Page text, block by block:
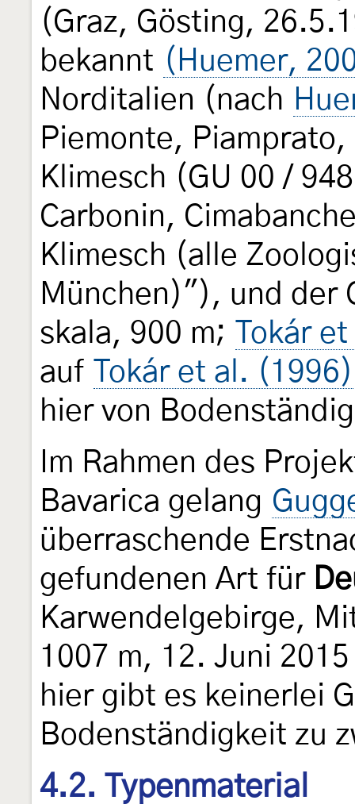
(Graz, Gösting,
bekannt (Huemer,
Norditalien (nach
Piemonte,
Klimesch (GU 00 /
Carbonin,
Klimesch (alle
München)"), und der
skala, 900 m;
Tokár
auf
Tokár et al. (1996)
hier von
Im Rahmen des
Bavarica gelang
überraschende
gefundenen Art für
Karwendelgebirge,
1007 m, 12. Juni
hier gibt es keinerlei
Bodenständigkeit zu
4.2. Typenmaterial